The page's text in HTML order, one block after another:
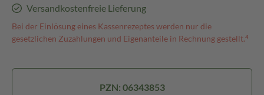
Versandkostenfreie Lieferung
Bei der Einlösung eines Kassenrezeptes werden nur die
gesetzlichen Zuzahlungen und Eigenanteile in Rechnung gestellt.⁴
PZN: 06343853